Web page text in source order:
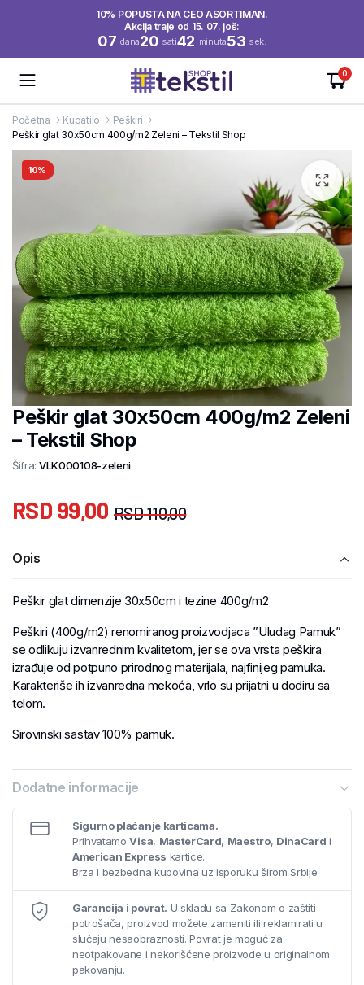
10% POPUSTA NA CEO ASORTIMAN.
Akcija traje od 15. 07. još:
07 dana20 sati42 minuta52 sek.
0
Početna Kupatilo
Peškiri
Peškir glat 30x50cm 400g/m2 Zeleni – Tekstil Shop
10%
Peškir glat 30x50cm 400g/m2 Zeleni
– Tekstil Shop
Šifra: VLK000108-zeleni
RSD110,00
RSD 99,00
Opis
Peškir glat dimenzije 30x50cm i tezine 400g/m2
Peškiri (400g/m2) renomiranog proizvodjaca ”Uludag Pamuk”
se odlikuju izvanrednim kvalitetom, jer se ova vrsta peškira
izrađuje od potpuno prirodnog materijala, najfinijeg pamuka.
Karakteriše ih izvanredna mekoća, vrlo su prijatni u dodiru sa
telom.
Sirovinski sastav 100% pamuk.
Dodatne informacije
Sigurno plaćanje karticama.
PrihvatamoVisa, MasterCard, Maestro, DinaCard i
American Express kartice.
Brza i bezbedna kupovina uz isporuku širom Srbije.
Garancija i povrat. U skladu sa Zakonom o zaštiti
potrošača, proizvod možete zameniti ili reklamirati u
slučaju nesaobraznosti. Povrat je moguć za
neotpakovane i nekorišćene proizvode u originalnom
pakovanju.